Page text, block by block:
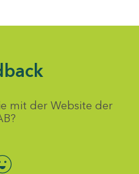
mit der Website der
auswählen